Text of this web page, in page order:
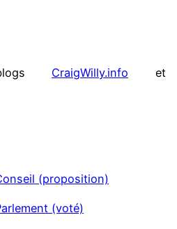
CraigWilly.info et
(proposition)
(voté)